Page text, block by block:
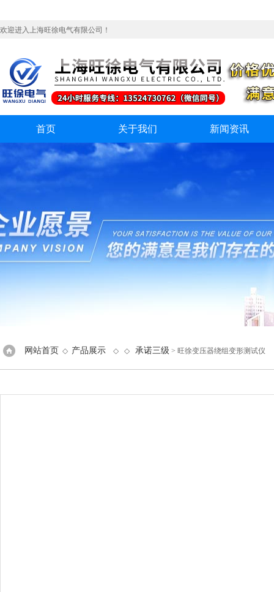
欢迎进入上海旺徐电气有限公司！
首页 关于我们 新闻资讯
网站首页 ◇ 产品展示 ◇ ◇ 承诺三级 > 旺徐变压器绕组变形测试仪